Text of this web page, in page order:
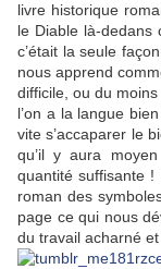
livre historique
le Diable là-dedans
c’était la seule
nous apprend
difficile, ou du
l’on a la langue
vite s’accaparer le
qu’il y aura
quantité suffisante
roman des
page ce qui nous
du travail acharné et